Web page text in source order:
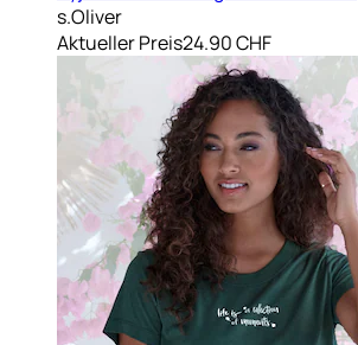
s.Oliver
Aktueller Preis24.90 CHF